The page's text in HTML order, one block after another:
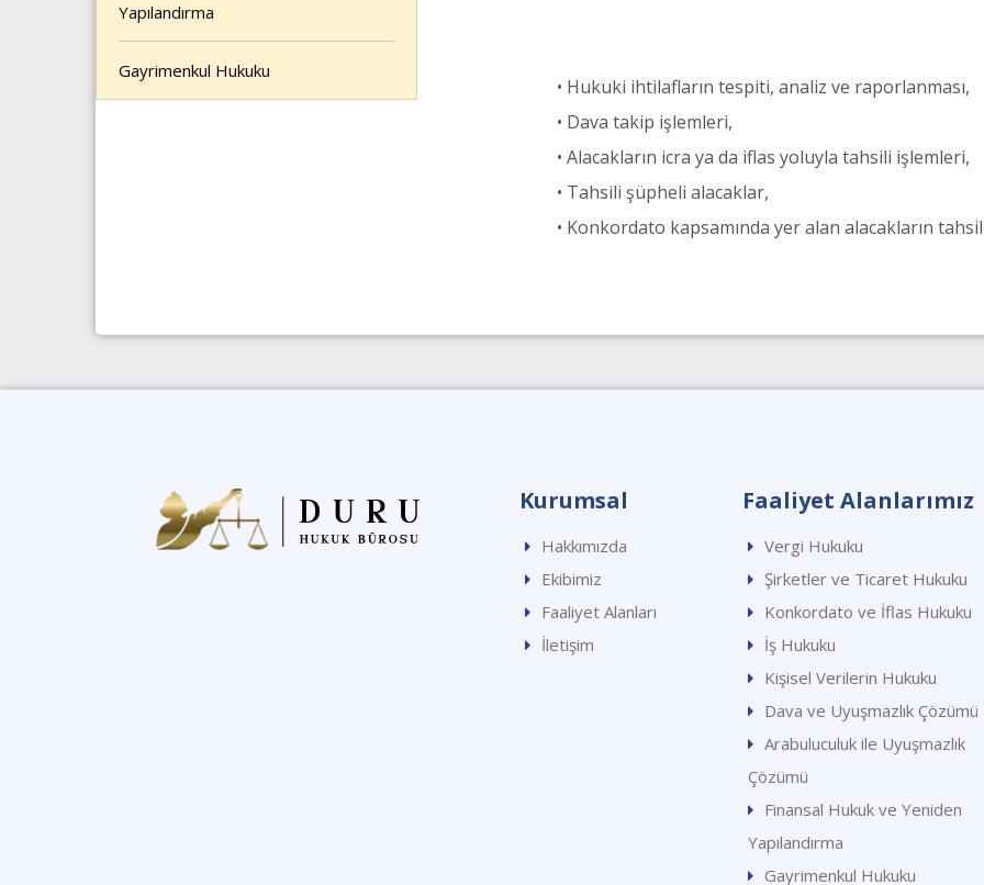
Yapılandırma
Gayrimenkul Hukuku
• Hukuki ihtilafların tespiti, analiz ve raporlanması,
• Dava takip işlemleri,
• Alacakların icra ya da iflas yoluyla tahsili işlemleri,
• Tahsili şüpheli alacaklar,
• Konkordato kapsamında yer alan alacakların
Kurumsal
Hakkımızda
Ekibimiz
Faaliyet Alanları
İletişim
Faaliyet Alanlarımız
Vergi Hukuku
Şirketler ve Ticaret Hukuku
Konkordato ve İflas Hukuku
İş Hukuku
Kişisel Verilerin Hukuku
Dava ve Uyuşmazlık Çözümü
Arabuluculuk ile Uyuşmazlık
Çözümü
Finansal Hukuk ve Yeniden
Yapılandırma
Gayrimenkul Hukuku